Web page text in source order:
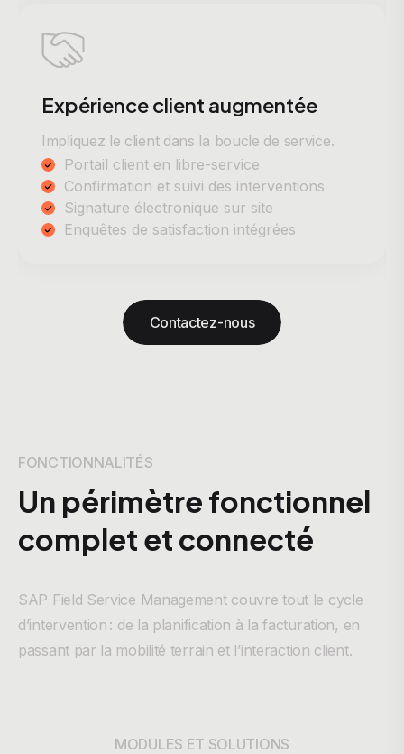
Expérience client augmentée
Impliquez le client dans la boucle de service.
Portail client en libre-service
Confirmation et suivi des interventions
Signature électronique sur site
Enquêtes de satisfaction intégrées
Contactez-nous
FONCTIONNALITÉS
Un périmètre fonctionnel
complet et connecté
SAP Field Service Management couvre tout le cycle
d’intervention : de la planification à la facturation, en
passant par la mobilité terrain et l’interaction client.
MODULES ET SOLUTIONS